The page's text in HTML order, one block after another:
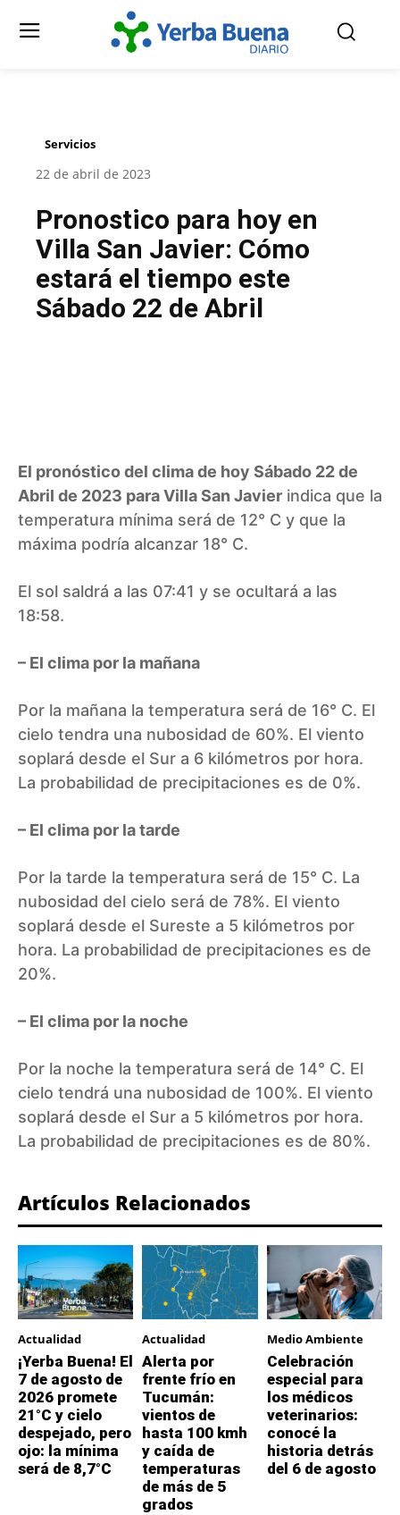
Servicios
22 de abril de 2023
Pronostico para hoy en
Villa San Javier: Cómo
estará el tiempo este
Sábado 22 de Abril
El pronóstico del clima de hoy Sábado 22 de
Abril de 2023 para Villa San Javier indica que la
temperatura mínima será de 12° C y que la
máxima podría alcanzar 18° C.
El sol saldrá a las 07:41 y se ocultará a las
18:58.
– El clima por la mañana
Por la mañana la temperatura será de 16° C. El
cielo tendra una nubosidad de 60%. El viento
soplará desde el Sur a 6 kilómetros por hora.
La probabilidad de precipitaciones es de 0%.
– El clima por la tarde
Por la tarde la temperatura será de 15° C. La
nubosidad del cielo será de 78%. El viento
soplará desde el Sureste a 5 kilómetros por
hora. La probabilidad de precipitaciones es de
20%.
– El clima por la noche
Por la noche la temperatura será de 14° C. El
cielo tendrá una nubosidad de 100%. El viento
soplará desde el Sur a 5 kilómetros por hora.
La probabilidad de precipitaciones es de 80%.
Artículos Relacionados
Actualidad
¡Yerba Buena! El
7 de agosto de
2026 promete
21°C y cielo
despejado, pero
ojo: la mínima
será de 8,7°C
Actualidad
Alerta por
frente frío en
Tucumán:
vientos de
hasta 100 kmh
y caída de
temperaturas
de más de 5
grados
Medio Ambiente
Celebración
especial para
los médicos
veterinarios:
conocé la
historia detrás
del 6 de agosto